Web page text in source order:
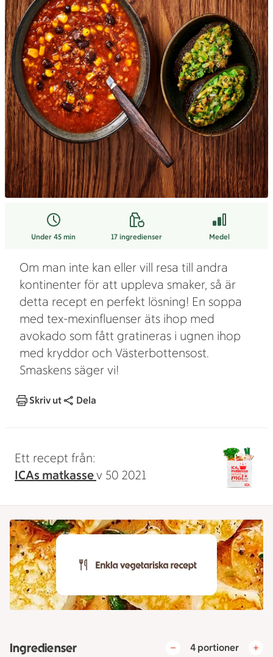
Under 45 min 17 ingredienser Medel
Om man inte kan eller vill resa till andra
kontinenter för att uppleva smaker, så är
detta recept en perfekt lösning! En soppa
med tex-mexinfluenser äts ihop med
avokado som fått gratineras i ugnen ihop
med kryddor och Västerbottensost.
Smaskens säger vi!
Skriv ut Dela
Ett recept från:
ICAs matkassev 50 2021
Ingredienser
4 portioner